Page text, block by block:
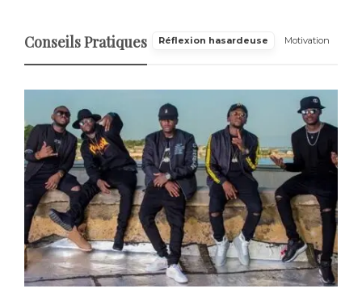
Conseils Pratiques Réflexion hasardeuse Motivation